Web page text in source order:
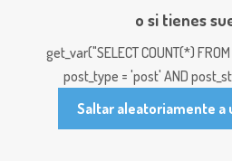
o si tienes
get_var("SELECT COUNT(*)
post_type = 'post' AND
Saltar aleatoriamente a